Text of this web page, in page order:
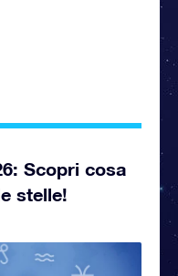
Scopri cosa
stelle!